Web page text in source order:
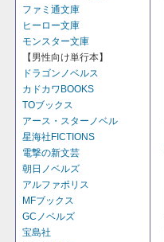
ファミ通文庫
ヒーロー文庫
モンスター文庫
【男性向け単行本】
ドラゴンノベルス
カドカワBOOKS
TOブックス
アース・スターノベル
星海社FICTIONS
電撃の新文芸
朝日ノベルズ
アルファポリス
MFブックス
GCノベルズ
宝島社